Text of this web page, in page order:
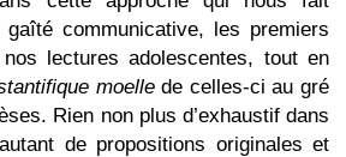
communicative, les premiers
lectures adolescentes, tout en
moellede celles-ci au gré
Rien non plus d’exhaustif dans
de propositions originales et